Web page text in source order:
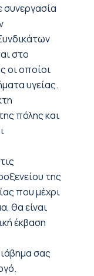
συνεργασία
στο
οι οποίοι
υγείας.
πόλης και
της
που μέχρι
θα είναι
έκβαση
σας